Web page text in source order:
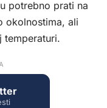
potrebno prati na
okolnostima, ali
temperaturi.